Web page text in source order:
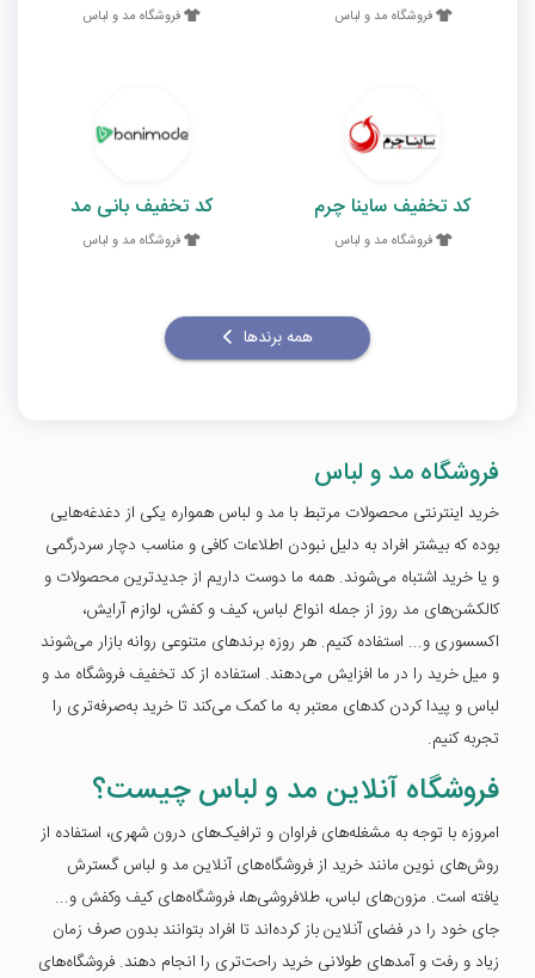
فروشگاه مد و لباس فروشگاه مد و لباس
کد تخفیف ساینا چرم
فروشگاه مد و لباس
کد تخفیف بانی مد
فروشگاه مد و لباس
همه برندها
فروشگاه مد و لباس
خرید اینترنتی محصولات مرتبط با مد و لباس همواره یکی از دغدغه‌هایی
بوده که بیشتر افراد به دلیل نبودن اطلاعات کافی و مناسب دچار سردرگمی
و یا خرید اشتباه می‌شوند. همه ما دوست داریم از جدیدترین محصولات و
کالکشن‌های مد روز از جمله انواع لباس، کیف و کفش، لوازم آرایش،
اکسسوری و... استفاده کنیم. هر روزه برندهای متنوعی روانه بازار می‌شوند
و میل خرید را در ما افزایش می‌دهند. استفاده از کد تخفیف فروشگاه مد و
لباس و پیدا کردن کدهای معتبر به ما کمک می‌کند تا خرید به‌صرفه‌تری را
تجربه کنیم.
فروشگاه آنلاین مد و لباس چیست؟
امروزه با توجه به مشغله‌های فراوان و ترافیک‌های درون شهری، استفاده از
روش‌های نوین مانند خرید از فروشگاه‌های آنلاین مد و لباس گسترش
یافته است. مزون‌های لباس، طلافروشی‌ها، فروشگاه‌های کیف وکفش و...
جای خود را در فضای آنلاین باز کرده‌اند تا افراد بتوانند بدون صرف زمان
زیاد و رفت و آمدهای طولانی خرید راحت‌تری را انجام دهند. فروشگاه‌های